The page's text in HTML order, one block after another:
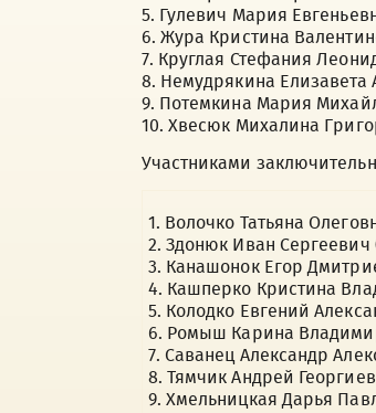
5. Гулевич Мария
6. Жура Кристина
7. Круглая Стефания
8. Немудрякина Елизавета
9. Потемкина Мария
10. Хвесюк Михалина
Участниками
1. Волочко Татьяна
2. Здонюк Иван Сергеевич
3. Канашонок Егор
4. Кашперко Кристина
5. Колодко Евгений
6. Ромыш Карина
7. Саванец Александр
8. Тямчик Андрей
9. Хмельницкая Дарья